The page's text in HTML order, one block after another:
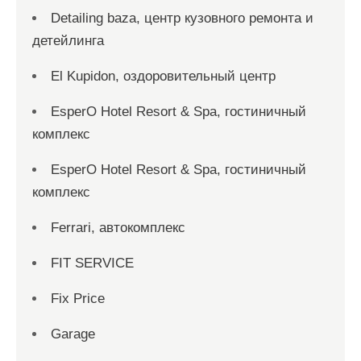
Detailing baza, центр кузовного ремонта и
детейлинга
El Kupidon, оздоровительный центр
EsperO Hotel Resort & Spa, гостиничный
комплекс
EsperO Hotel Resort & Spa, гостиничный
комплекс
Ferrari, автокомплекс
FIT SERVICE
Fix Price
Garage